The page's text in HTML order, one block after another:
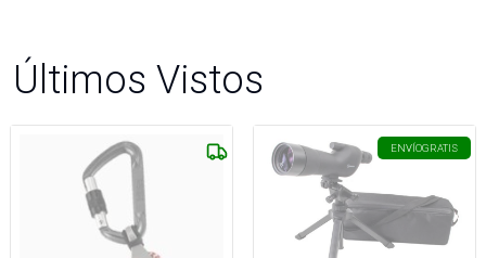
Últimos Vistos
ENVÍOGRATIS